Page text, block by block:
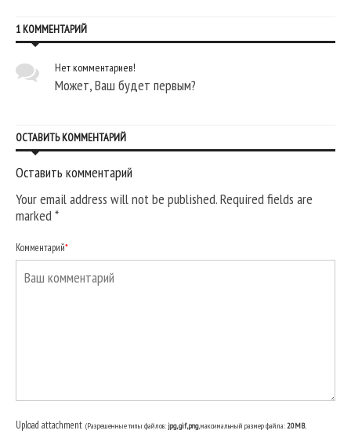
1 КОММЕНТАРИЙ
Нет комментариев!
Может, Ваш будет первым?
ОСТАВИТЬ КОММЕНТАРИЙ
Оставить комментарий
Your email address will not be published. Required fields are
marked*
Комментарий*
Upload attachment (Разрешенные типы файлов:jpg, gif, png, максимальный размер файла:20MB.